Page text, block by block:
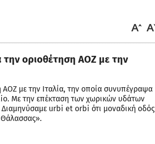
την οριοθέτηση ΑΟΖ με την
με την Ιταλία, την οποία συνυπέγραψα
Με την επέκταση των χωρικών υδάτων
urbi et orbi ότι μοναδική οδός
Θάλασσας».